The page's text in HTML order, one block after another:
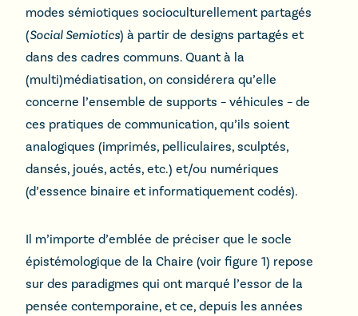
modes sémiotiques socioculturellement partagés
(Social Semiotics) à partir de designs partagés et
dans des cadres communs. Quant à la
(multi)médiatisation, on considérera qu’elle
concerne l’ensemble de supports – véhicules – de
ces pratiques de communication, qu’ils soient
analogiques (imprimés, pelliculaires, sculptés,
dansés, joués, actés, etc.) et/ou numériques
(d’essence binaire et informatiquement codés).
Il m’importe d’emblée de préciser que le socle
épistémologique de la Chaire (voir figure 1) repose
sur des paradigmes qui ont marqué l’essor de la
pensée contemporaine, et ce, depuis les années